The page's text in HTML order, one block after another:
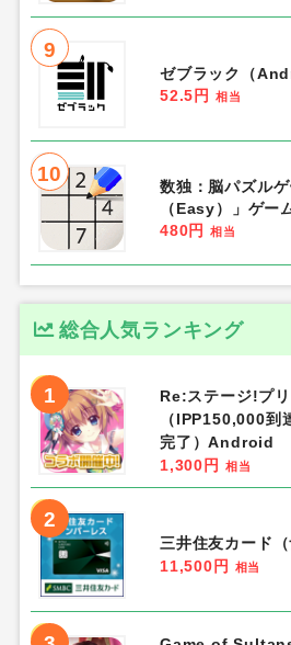
9
ゼブラック（
52.5円
相当
10
数独：脳パズル
（Easy）」ゲー
480円
相当
総合人気ランキング
1
Re:ステージ!プ
（IPP150,000到
完了）Android
1,300円
相当
2
三井住友カード（
11,500円
相当